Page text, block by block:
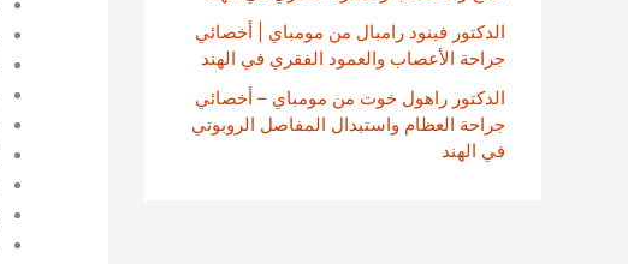
الدكتور فينود رامبال من مومباي | أخصائي
جراحة الأعصاب والعمود الفقري في الهند
الدكتور راهول خوت من مومباي – أخصائي
جراحة العظام واستبدال المفاصل الروبوتي
في الهند